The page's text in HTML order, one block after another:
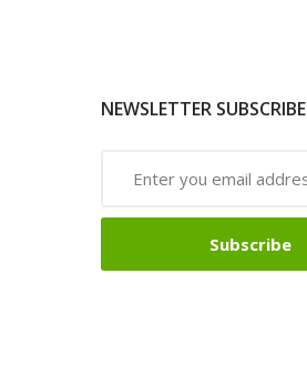
NEWSLETTER SUBSCRIBE
Subscribe